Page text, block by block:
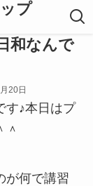
プ
和なんで
20日
す♪本日はプ
＾
が何で講習